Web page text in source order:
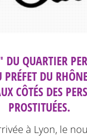
DU QUARTIER
PRÉFET DU
CÔTÉS DES
PROSTITUÉES.
à Lyon, le